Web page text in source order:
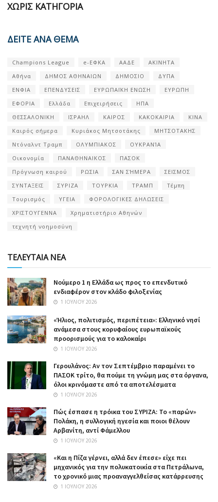
ΧΩΡΊΣ ΚΑΤΗΓΟΡΊΑ
ΔΕΙΤΕ ΑΝΑ ΘΕΜΑ
Champions League e-ΕΦΚΑ ΑΑΔΕ
ΑΚΙΝΗΤΑ
Αθήνα
ΔΗΜΟΣ ΑΘΗΝΑΙΩΝ ΔΗΜΟΣΙΟ
ΔΥΠΑ
ΕΝΦΙΑ
ΕΠΕΝΔΥΣΕΙΣ ΕΥΡΩΠΑΪΚΗ ΕΝΩΣΗ
ΕΥΡΩΠΗ
ΕΦΟΡΙΑ
Ελλάδα Επιχειρήσεις
ΗΠΑ
ΘΕΣΣΑΛΟΝΙΚΗ
ΙΣΡΑΗΛ ΚΑΙΡΟΣ ΚΑΚΟΚΑΙΡΙΑ
ΚΙΝΑ
Καιρός σήμερα
Κυριάκος Μητσοτάκης
ΜΗΤΣΟΤΑΚΗΣ
Ντόναλντ Τραμπ
ΟΛΥΜΠΙΑΚΟΣ
ΟΥΚΡΑΝΊΑ
Οικονομία
ΠΑΝΑΘΗΝΑΙΚΟΣ
ΠΑΣΟΚ
Πρόγνωση καιρού
ΡΩΣΙΑ ΣΑΝ ΣΉΜΕΡΑ
ΣΕΙΣΜΟΣ
ΣΥΝΤΑΞΕΙΣ
ΣΥΡΙΖΑ ΤΟΥΡΚΙΑ ΤΡΑΜΠ
Τέμπη
Τουρισμός
ΥΓΕΙΑ
ΦΟΡΟΛΟΓΙΚΕΣ ΔΗΛΩΣΕΙΣ
ΧΡΙΣΤΟΥΓΕΝΝΑ
Χρηματιστήριο Αθηνών
τεχνητή νοημοσύνη
ΤΕΛΕΥΤΑΙΑ ΝΕΑ
Nούμερο 1 η Ελλάδα ως προς το επενδυτικό
ενδιαφέρον στον κλάδο φιλοξενίας
1 ΙΟΥΛΊΟΥ 2026
«Ήλιος, πολιτισμός, περιπέτεια»: Ελληνικό νησί
ανάμεσα στους κορυφαίους ευρωπαϊκούς
προορισμούς για το καλοκαίρι
1 ΙΟΥΛΊΟΥ 2026
Γερουλάνος: Αν τον Σεπτέμβριο παραμένει το
ΠΑΣΟΚ τρίτο, θα πούμε τη γνώμη μας στα όργανα,
όλοι κρινόμαστε από τα αποτελέσματα
1 ΙΟΥΛΊΟΥ 2026
Πώς έσπασε η τρόικα του ΣΥΡΙΖΑ: Το «παρών»
Πολάκη, η συλλογική ηγεσία και ποιοι θέλουν
Αρβανίτη, αντί Φάμελλου
1 ΙΟΥΛΊΟΥ 2026
«Και η Πίζα γέρνει, αλλά δεν έπεσε» είχε πει
μηχανικός για την πολυκατοικία στα Πετράλωνα,
το χρονικό μιας προαναγγελθείσας κατάρρευσης
1 ΙΟΥΛΊΟΥ 2026